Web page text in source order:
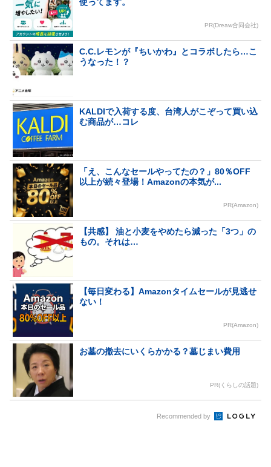
使ってます。
PR(Dreaw合同会社)
C.C.レモンが『ちいかわ』とコラボしたら…こ
うなった！？
KALDIで入荷する度、台湾人がこぞって買い込
む商品が…コレ
「え、こんなセールやってたの？」80％OFF
以上が続々登場！Amazonの本気が...
PR(Amazon)
【共感】 油と小麦をやめたら減った「3つ」の
もの。それは…
【毎日変わる】Amazonタイムセールが見逃せ
ない！
PR(Amazon)
お墓の撤去にいくらかかる？墓じまい費用
PR(くらしの話題)
Recommended by